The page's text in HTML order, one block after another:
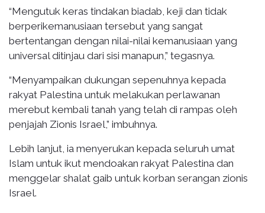
“Mengutuk keras tindakan biadab, keji dan tidak
berperikemanusiaan tersebut yang sangat
bertentangan dengan nilai-nilai kemanusiaan yang
universal ditinjau dari sisi manapun,” tegasnya.
“Menyampaikan dukungan sepenuhnya kepada
rakyat Palestina untuk melakukan perlawanan
merebut kembali tanah yang telah di rampas oleh
penjajah Zionis Israel,” imbuhnya.
Lebih lanjut, ia menyerukan kepada seluruh umat
Islam untuk ikut mendoakan rakyat Palestina dan
menggelar shalat gaib untuk korban serangan zionis
Israel.